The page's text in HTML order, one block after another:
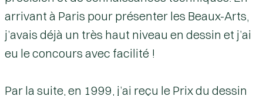
arrivant à Paris pour présenter les Beaux-Arts,
j’avais déjà un très haut niveau en dessin et j’ai
eu le concours avec facilité !
Par la suite, en 1999, j’ai reçu le Prix du dessin